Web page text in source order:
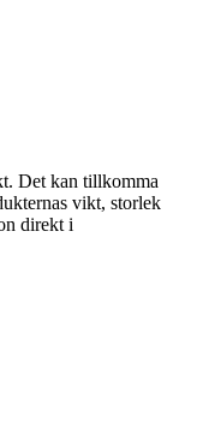
Det kan tillkomma
vikt, storlek
direkt i